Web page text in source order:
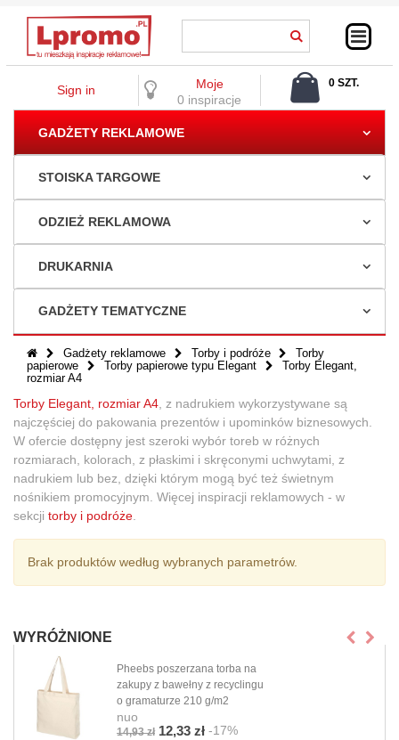
Sign in
Moje
0 inspiracje
0 SZT.
GADŻETY REKLAMOWE
STOISKA TARGOWE
ODZIEŻ REKLAMOWA
DRUKARNIA
GADŻETY TEMATYCZNE
Gadżety reklamowe Torby i podróże
Torby
papierowe
Torby papierowe typu Elegant
Torby Elegant,
rozmiar A4
Torby Elegant, rozmiar A4 z nadrukiem wykorzystywane są
najczęściej do pakowania prezentów i upominków biznesowych.
W ofercie dostępny jest szeroki wybór toreb w różnych
rozmiarach, kolorach, z płaskimi i skręconymi uchwytami, z
nadrukiem lub bez, dzięki którym mogą być też świetnym
nośnikiem promocyjnym. Więcej inspiracji reklamowych - w
sekcji torby i podróże
Brak produktów według wybranych parametrów.
WYRÓŻNIONE
Pheebs poszerzana torba na
zakupy z bawełny z recyclingu
o gramaturze 210 g/m2
nuo
14,93 zł 12,33 zł -17%